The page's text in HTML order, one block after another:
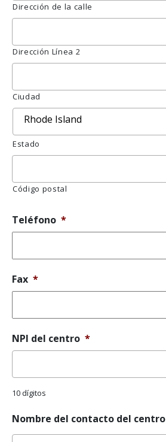
Dirección de la calle
Dirección Línea 2
Ciudad
Estado
Código postal
Teléfono *
Fax *
NPI del centro *
10 dígitos
Nombre del contacto del centro